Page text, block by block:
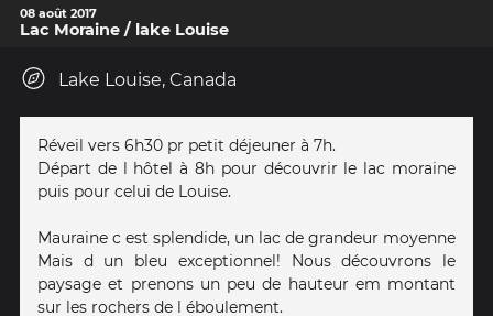
08 août 2017
Lac Moraine / lake Louise
Lake Louise, Canada
Réveil vers 6h30 pr petit déjeuner à 7h.
Départ de l hôtel à 8h pour découvrir le lac moraine
puis pour celui de Louise.
Mauraine c est splendide, un lac de grandeur moyenne
Mais d un bleu exceptionnel! Nous découvrons le
paysage et prenons un peu de hauteur em montant
sur les rochers de l éboulement.